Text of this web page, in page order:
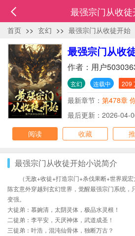
最强宗门从收
首页 >> 玄幻 >> 最强宗门从收徒开始
最强宗门从收
作者： 用户
玄幻 连载中 209
最新章节： 第478章
最后更新：2026-04-
阅读
收藏
最强宗门从收徒开始小说简介
（无敌+收徒+打造宗门+杀伐果断+世界观宏
陈玄意外穿越到玄幻世界，觉醒最强宗门系统，
变强。
大徒弟：慕婉清，太阴灵体，极品水灵根！
二徒弟：李平安，天厌神体，武道成圣！
三徒弟：叶浩，混沌仙骨体，独断万古？